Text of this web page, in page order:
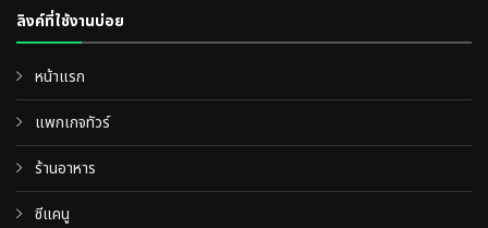
ลิงค์ที่ใช้งานบ่อย
หน้าแรก
แพกเกจทัวร์
ร้านอาหาร
ซีแคนู